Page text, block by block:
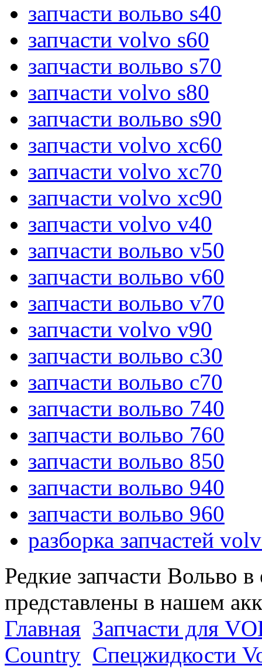
запчасти вольво s40
запчасти volvo s60
запчасти вольво s70
запчасти volvo s80
запчасти вольво s90
запчасти volvo xc60
запчасти volvo xc70
запчасти volvo xc90
запчасти volvo v40
запчасти вольво v50
запчасти вольво v60
запчасти вольво v70
запчасти volvo v90
запчасти вольво c30
запчасти вольво c70
запчасти вольво 740
запчасти вольво 760
запчасти вольво 850
запчасти вольво 940
запчасти вольво 960
разборка запчастей
Редкие запчасти Вольво
представлены в нашем
Главная Запчасти для
Country Спецжидкости